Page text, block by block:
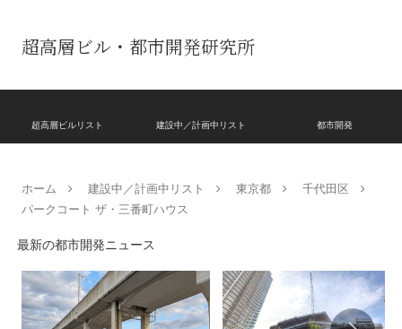
超高層ビル・都市開発研究所
超高層ビルリスト 建設中／計画中リスト 都市開発
ホーム 建設中／計画中リスト 東京都
千代田区
パークコート ザ・三番町ハウス
最新の都市開発ニュース